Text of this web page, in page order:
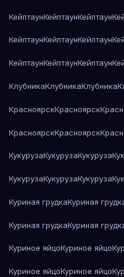
КейптаунКейптаунКейптаун
КейптаунКейптаунКейптаун
КейптаунКейптаунКейптаун
КлубникаКлубникаКлубника
КрасноярскКрасноярск
КрасноярскКрасноярск
КукурузаКукурузаКукуруза
КукурузаКукурузаКукуруза
Куриная грудкаКуриная
Куриная грудкаКуриная
Куриное яйцоКуриное яйцо
Куриное яйцоКуриное яйцо